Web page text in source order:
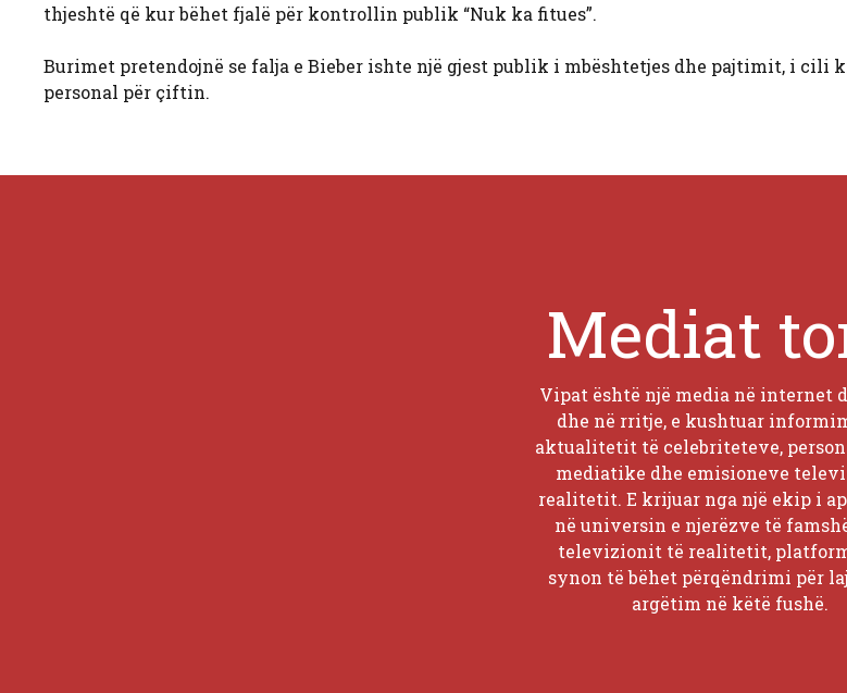
thjeshtë që kur bëhet fjalë për kontrollin publik “Nuk ka fitues”.
Burimet pretendojnë se falja e Bieber ishte një gjest publik i mbështetjes dhe pajtimit, i cili
personal për çiftin.
Mediat
Vipat është një media në internet
dhe në rritje, e kushtuar
aktualitetit të celebriteteve,
mediatike dhe emisioneve
realitetit. E krijuar nga një ekip i
në universin e njerëzve të
televizionit të realitetit,
synon të bëhet përqëndrimi për
argëtim në këtë fushë.